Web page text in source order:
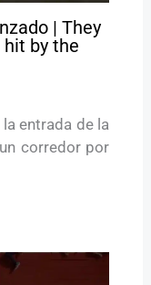
| They
by the
entrada de la
corredor por